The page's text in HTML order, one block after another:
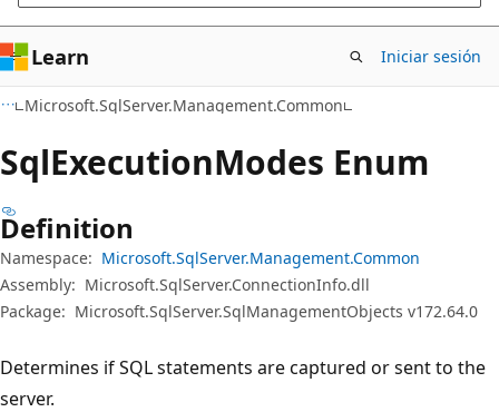
Learn Iniciar sesión
Microsoft.SqlServer.Management.Common
SqlExecutionModes Enum
Definition
Namespace: Microsoft.SqlServer.Management.Common
Assembly: Microsoft.SqlServer.ConnectionInfo.dll
Package: Microsoft.SqlServer.SqlManagementObjects v172.64.0
Determines if SQL statements are captured or sent to the
server.